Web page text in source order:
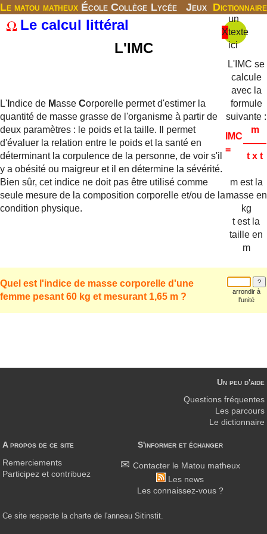
Le matou matheux École Collège Lycée Jeux Dictionnaire
X
un
texte
ici
Le calcul littéral
L'IMC
L' ndice de Masse Corporelle permet d'estimer la
quantité de masse grasse de l'organisme à partir de
deux paramètres : le poids et la taille. Il permet
d'évaluer la relation entre le poids et la santé en
déterminant la corpulence de la personne, de voir s'il
y a obésité ou maigreur et il en détermine la sévérité.
Bien sûr, cet indice ne doit pas être utilisé comme
seule mesure de la composition corporelle et/ou de la
condition physique.
L'IMC se
calcule
avec la
formule
suivante :
IMC
=
m
t x t
m est la
masse en
kg
t est la
taille en
m
Quel est l'indice de masse corporelle d'une
femme pesant 60 kg et mesurant 1,65 m ?
arrondir à
l'unité
A propos de ce site
Remerciements
Participez et contribuez
S'informer et échanger
Contacter le Matou matheux
Les news
Les connaissez-vous ?
Un peu d'aide
Questions fréquentes
Les parcours
Le dictionnaire
Ce site respecte la charte de l'anneau Sitinstit.